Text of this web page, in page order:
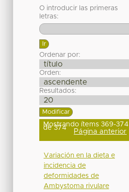
O introducir las primeras
letras:
Ordenar por:
Orden:
Resultados:
Mostrando ítems 369-374
de 374 Página anterior
Variación en la dieta e
incidencia de
deformidades de
Ambystoma rivulare